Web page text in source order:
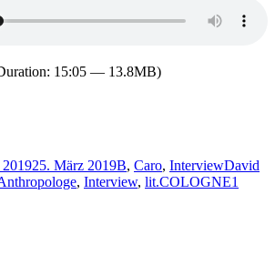
15:05 — 13.8MB)
25. März 2019B, Caro, InterviewDavid
, Interview, lit.COLOGNE1